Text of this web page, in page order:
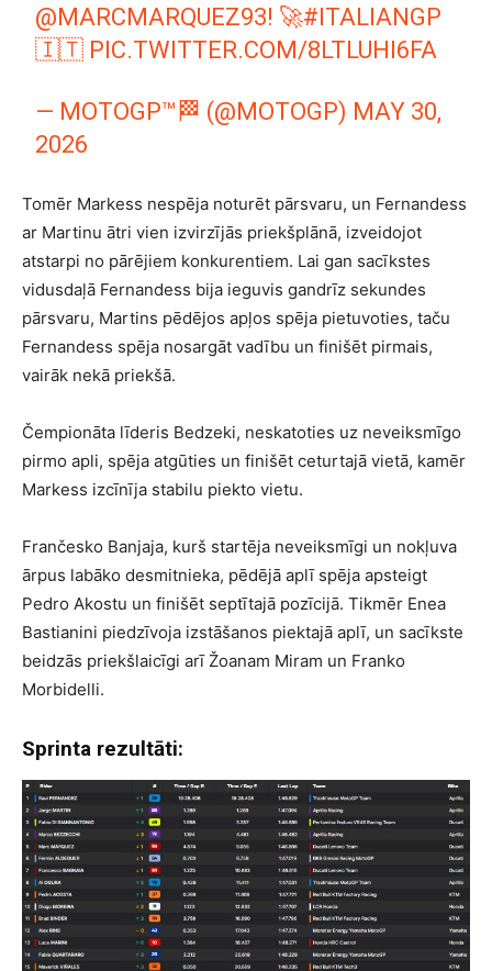
@MARCMARQUEZ93! 🚀#ITALIANGP
🇮🇹 PIC.TWITTER.COM/8LTLUHI6FA
— MOTOGP™🏁 (@MOTOGP) MAY 30,
2026
Tomēr Markess nespēja noturēt pārsvaru, un Fernandess
ar Martinu ātri vien izvirzījās priekšplānā, izveidojot
atstarpi no pārējiem konkurentiem. Lai gan sacīkstes
vidusdaļā Fernandess bija ieguvis gandrīz sekundes
pārsvaru, Martins pēdējos apļos spēja pietuvoties, taču
Fernandess spēja nosargāt vadību un finišēt pirmais,
vairāk nekā priekšā.
Čempionāta līderis Bedzeki, neskatoties uz neveiksmīgo
pirmo apli, spēja atgūties un finišēt ceturtajā vietā, kamēr
Markess izcīnīja stabilu piekto vietu.
Frančesko Banjaja, kurš startēja neveiksmīgi un nokļuva
ārpus labāko desmitnieka, pēdējā aplī spēja apsteigt
Pedro Akostu un finišēt septītajā pozīcijā. Tikmēr Enea
Bastianini piedzīvoja izstāšanos piektajā aplī, un sacīkste
beidzās priekšlaicīgi arī Žoanam Miram un Franko
Morbidelli.
Sprinta rezultāti: